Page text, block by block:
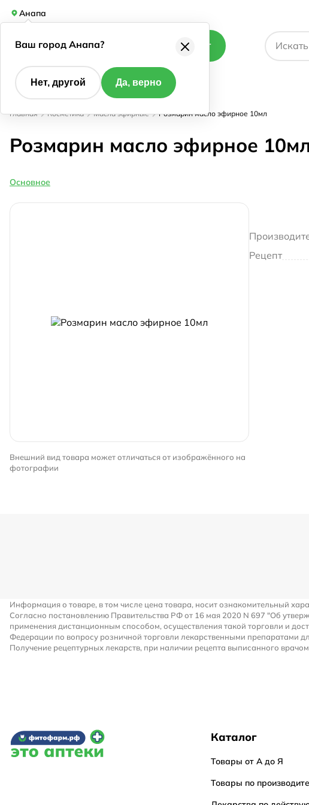
Анапа
Каталог
Главная Косметика Масла эфирные Розмарин масло эфирное 10мл
Розмарин масло эфирное
Основное
Внешний вид товара может отличаться от изображённого на
фотографии
Рецепт
Информация о товаре, в том числе цена товара, носит ознакомительный
Согласно постановлению Правительства РФ от 16 мая 2020 N 697 "Об
применения дистанционным способом, осуществления такой торговли и
Федерации по вопросу розничной торговли лекарственными препаратами
Получение рецептурных лекарств, при наличии рецепта выписанного
Каталог
Товары от А до Я
Товары по
Ваш город Анапа?
Нет, другой Да, верно